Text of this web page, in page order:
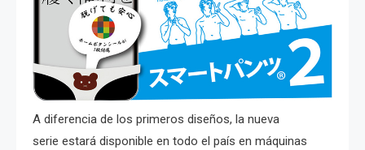
A diferencia de los primeros diseños, la nueva
serie estará disponible en todo el país en máquinas